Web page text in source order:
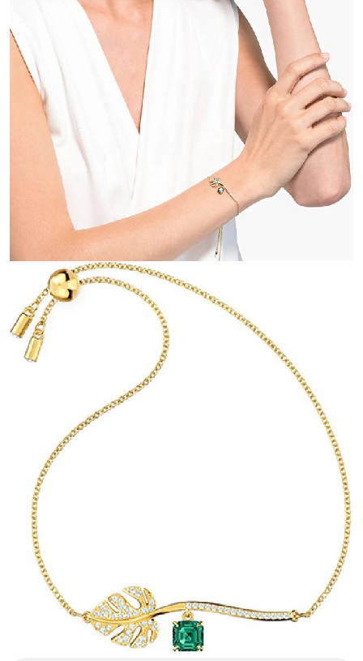
Тройная гарантия
оригинальности
Товар сертифицирован и опломбирован.
Проверяем на оригинальность
по 16 параметрам.
Если придёт подделка — вернём деньги
в трёхкратном размере.
Как мы провеяем товары